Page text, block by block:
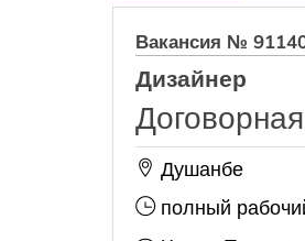
Вакансия №
Дизайнер
Договорная
Душанбе
полный